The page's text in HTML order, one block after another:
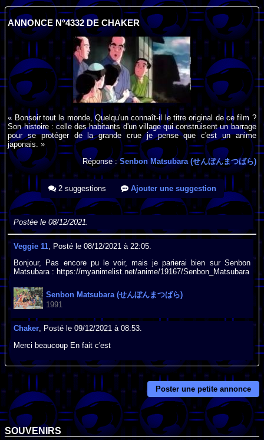
ANNONCE N°4332 DE CHAKER
« Bonsoir tout le monde, Quelqu'un connaît-il le titre original de ce film ?
Son histoire : celle des habitants d'un village qui construisent un barrage
pour se protéger de la grande crue je pense que c'est un anime
japonais. »
Réponse :Senbon Matsubara (せんぼんまつばら)
2 suggestions Ajouter une suggestion
Postée le 08/12/2021.
Veggie 11 , Posté le 08/12/2021 à 22:05.
Bonjour, Pas encore pu le voir, mais je parierai bien sur Senbon
Matsubara : https://myanimelist.net/anime/19167/Senbon_Matsubara
Senbon Matsubara (せんぼんまつばら)
1991
Chaker, Posté le 09/12/2021 à 08:53.
Merci beaucoup En fait c'est
Poster une petite annonce
SOUVENIRS